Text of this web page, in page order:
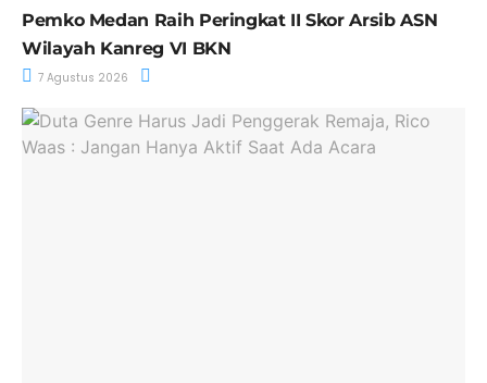
Pemko Medan Raih Peringkat II Skor Arsib ASN
Wilayah Kanreg VI BKN
7 Agustus 2026